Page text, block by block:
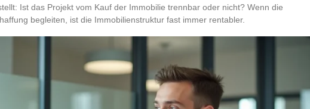
Ist das Projekt vom Kauf der Immobilie trennbar oder nicht? Wenn die
begleiten, ist die Immobilienstruktur fast immer rentabler.